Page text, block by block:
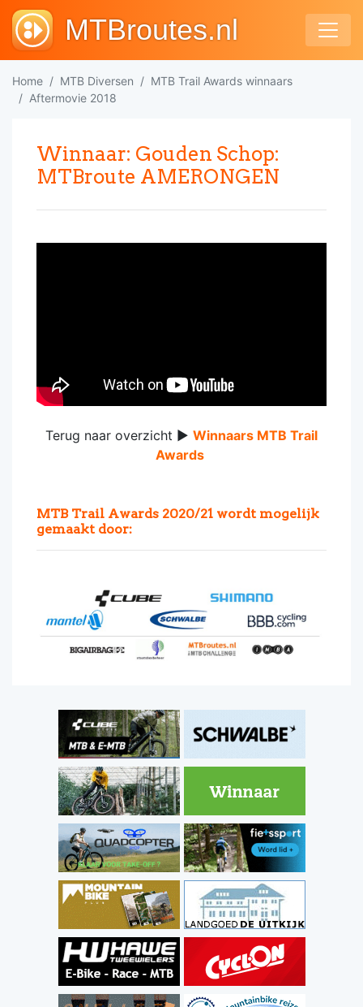
MTBroutes.nl
Home MTB Diversen
MTB Trail Awards winnaars
Aftermovie 2018
Winnaar: Gouden Schop:
MTBroute AMERONGEN
Terug naar overzicht ► Winnaars MTB Trail
Awards
MTB Trail Awards 2020/21 wordt mogelijk
gemaakt door: